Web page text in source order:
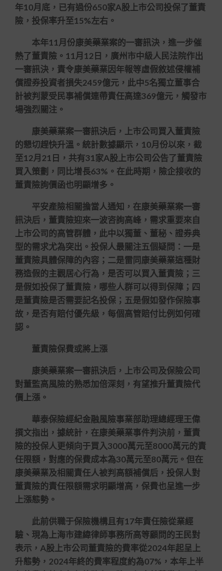
年10月底，已有過份650家A股上市公司投保了董責
險，投保率升至15%左右。
本年11月份康美藥業案的一審訊決，進一步催
熱了董責險。11月12日，廣州市中級人民法院作出
一審訊決，責令康美藥業因年報等虛假敘述侵權補
償證券投資者損失2459億元，此中5名獨立董事合
計被判蒙受民事補償連帶責任高達369億元，觸發市
場強烈關注。
康美藥業案一審訊決后，上市公司買入董責險
的懇切趕快升溫。統計數據顯示，10月份以來，截
至12月21日，共有31家A股上市公司公告了董責險
買入策劃，同比增長63%。在此時期，險企接收的
董責險詢價函也明顯增多。
平安產險相關擔當人通知，在康美藥業案一審
訊決后，董責險迎來一波咨詢高峰，需求重要來自
上市公司的高管群體，此中以獨董、董秘、證券典
型的需求尤為突出。投保人最關注五個疑問：一是
董責險具體保障的內容；二是雷同康美藥業這種財
務造假的主觀居心行為，是否可以買入董責險；三
是假如投保了董責險，哪些人群可以得到保障；四
是董責險是否需要記名投保；五是假如發作保險事
故，是否有賠付優先級，每個高管賠付比例如何確
認。
董責險保費或將上漲
康美藥業案一審訊決后，上市公司及保險公司
對董監高風險的熟悉加倍深刻，有望推升董責險代
價上漲。
華泰保險經紀金融風險事業部助理總經理王偉
撰文指出，據統計，在康美藥業事件判決前，董責
險的投保人更傾向于買入3000萬元至8000萬元的責
任限額，對應的保費成本為30萬元至80萬元。但在
康美藥業及相關責任人被判高額補償后，投保人對
董責險的責任限額需求明顯增高，保費也呈進一步
上漲態勢。
此前供職于保險機構且有17年責任險從業經
驗、現為上海市建緯律師事務所高等顧問的王民對
表示，A股上市公司董責險的費率從2024年起呈上
升態勢，2024年終的費率程度約為07%，本年上半